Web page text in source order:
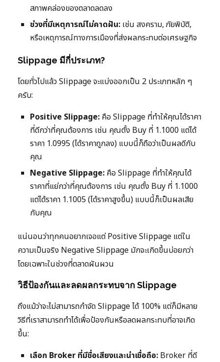
สภาพคล่องของตลาดลดลง
ช่วงที่มีเหตุการณ์ไม่คาดฝัน: เช่น สงคราม, ภัยพิบัติ,
หรือเหตุการณ์ทางการเมืองที่ส่งผลกระทบต่อเศรษฐกิจ
Slippage มีกี่ประเภท?
โดยทั่วไปแล้ว Slippage จะแบ่งออกเป็น 2 ประเภทหลัก ๆ
ครับ:
Positive Slippage: คือ Slippage ที่ทำให้คุณได้ราคา
ที่ดีกว่าที่คุณต้องการ เช่น คุณตั้ง Buy ที่ 1.1000 แต่ได้
ราคา 1.0995 (ได้ราคาถูกลง) แบบนี้ก็ถือว่าเป็นผลดีกับ
คุณ
Negative Slippage: คือ Slippage ที่ทำให้คุณได้
ราคาที่แย่กว่าที่คุณต้องการ เช่น คุณตั้ง Buy ที่ 1.1000
แต่ได้ราคา 1.1005 (ได้ราคาสูงขึ้น) แบบนี้ก็เป็นผลเสีย
กับคุณ
แน่นอนว่าทุกคนอยากเจอแต่ Positive Slippage แต่ใน
ความเป็นจริง Negative Slippage มักจะเกิดขึ้นบ่อยกว่า
โดยเฉพาะในช่วงที่ตลาดผันผวน
วิธีป้องกันและลดผลกระทบจาก Slippage
ถึงแม้ว่าจะไม่สามารถกำจัด Slippage ได้ 100% แต่ก็มีหลาย
วิธีที่เราสามารถทำได้เพื่อป้องกันหรือลดผลกระทบที่อาจเกิด
ขึ้น:
เลือก Broker ที่มีชื่อเสียงและน่าเชื่อถือ: Broker ที่ดี